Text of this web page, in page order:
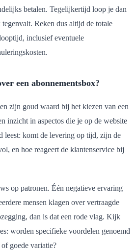
betalen. Tegelijkertijd loop je dan
Reken dus altijd de totale
inclusief eventuele
een abonnementsbox?
zijn goud waard bij het kiezen van een
inzicht in aspectos die je op de website
leest: komt de levering op tijd, zijn de
en hoe reageert de klantenservice bij
op patronen. Één negatieve ervaring
mensen klagen over vertraagde
dan is dat een rode vlag. Kijk
worden specifieke voordelen genoemd
goede variatie?